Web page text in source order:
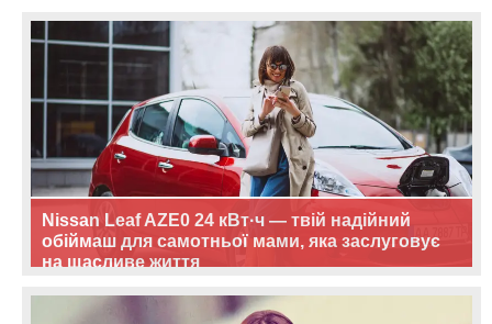
Nissan Leaf AZE0 24 кВт·ч — твій надійний
обіймаш для самотньої мами, яка заслуговує
на щасливе життя